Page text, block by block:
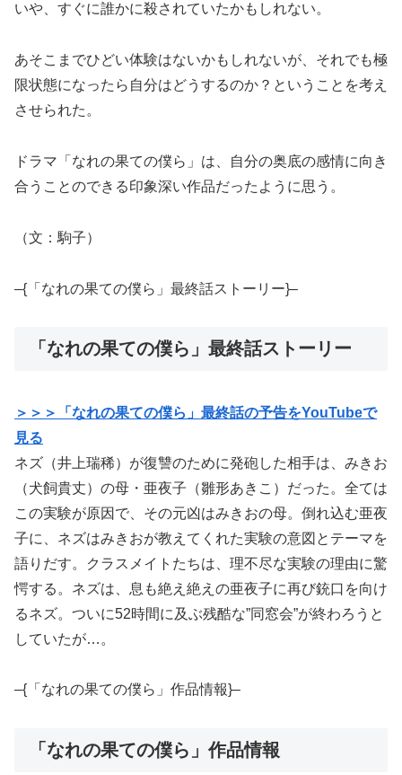
いや、すぐに誰かに殺されていたかもしれない。
あそこまでひどい体験はないかもしれないが、それでも極
限状態になったら自分はどうするのか？ということを考え
させられた。
ドラマ「なれの果ての僕ら」は、自分の奥底の感情に向き
合うことのできる印象深い作品だったように思う。
（文：駒子）
–{「なれの果ての僕ら」最終話ストーリー}–
「なれの果ての僕ら」最終話ストーリー
＞＞＞「なれの果ての僕ら」最終話の予告をYouTubeで
見る
ネズ（井上瑞稀）が復讐のために発砲した相手は、みきお
（犬飼貴丈）の母・亜夜子（雛形あきこ）だった。全ては
この実験が原因で、その元凶はみきおの母。倒れ込む亜夜
子に、ネズはみきおが教えてくれた実験の意図とテーマを
語りだす。クラスメイトたちは、理不尽な実験の理由に驚
愕する。ネズは、息も絶え絶えの亜夜子に再び銃口を向け
るネズ。ついに52時間に及ぶ残酷な”同窓会”が終わろうと
していたが…。
–{「なれの果ての僕ら」作品情報}–
「なれの果ての僕ら」作品情報